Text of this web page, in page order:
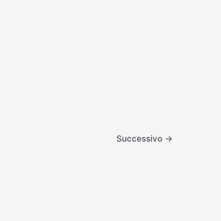
Successivo →